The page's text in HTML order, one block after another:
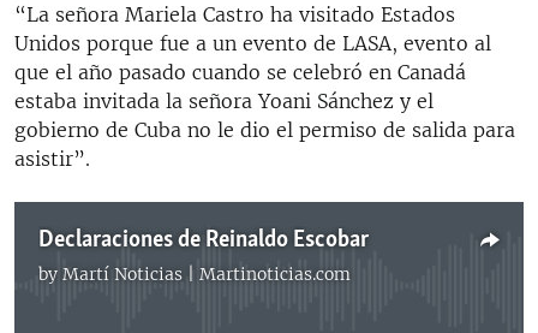
“La señora Mariela Castro ha visitado Estados
Unidos porque fue a un evento de LASA, evento al
que el año pasado cuando se celebró en Canadá
estaba invitada la señora Yoani Sánchez y el
gobierno de Cuba no le dio el permiso de salida para
asistir”.
Declaraciones de Reinaldo Escobar
by Martí Noticias | Martinoticias.com
No media source currently available